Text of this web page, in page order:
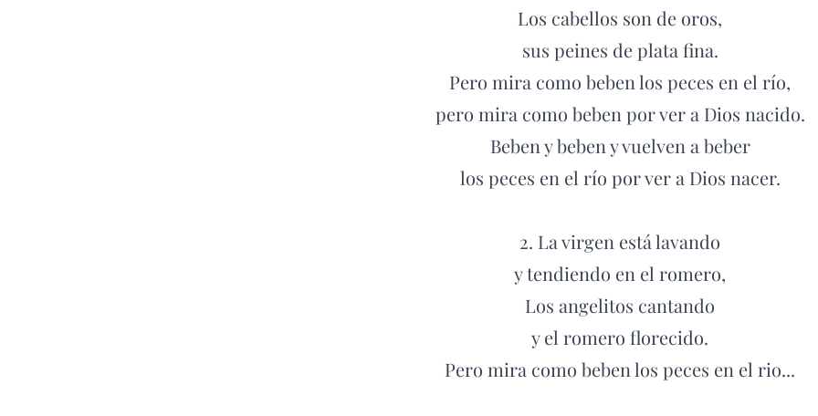
Los cabellos son de oros,
sus peines de plata fina.
Pero mira como beben los peces en el río,
pero mira como beben por ver a Dios nacido.
Beben y beben y vuelven a beber
los peces en el río por ver a Dios nacer.
2. La virgen está lavando
y tendiendo en el romero,
Los angelitos cantando
y el romero florecido.
Pero mira como beben los peces en el rio...